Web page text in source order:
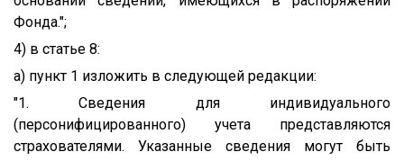
Фонда.";
4) в статье 8:
а) пункт 1 изложить в следующей редакции:
"1. Сведения для индивидуального
(персонифицированного) учета представляются
страхователями. Указанные сведения могут быть